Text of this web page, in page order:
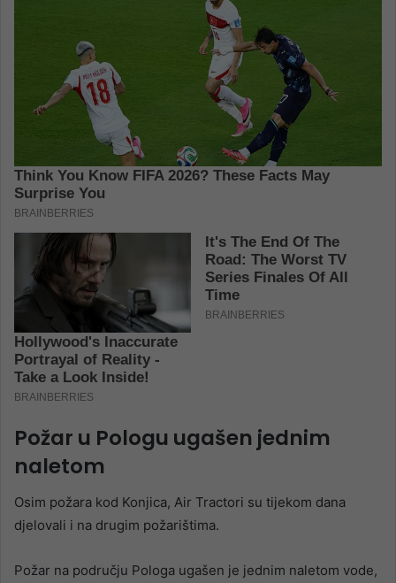
Požar u Pologu ugašen jednim
naletom
Osim požara kod Konjica, Air Tractori su tijekom dana
djelovali i na drugim požarištima.
Požar na području Pologa ugašen je jednim naletom vode,